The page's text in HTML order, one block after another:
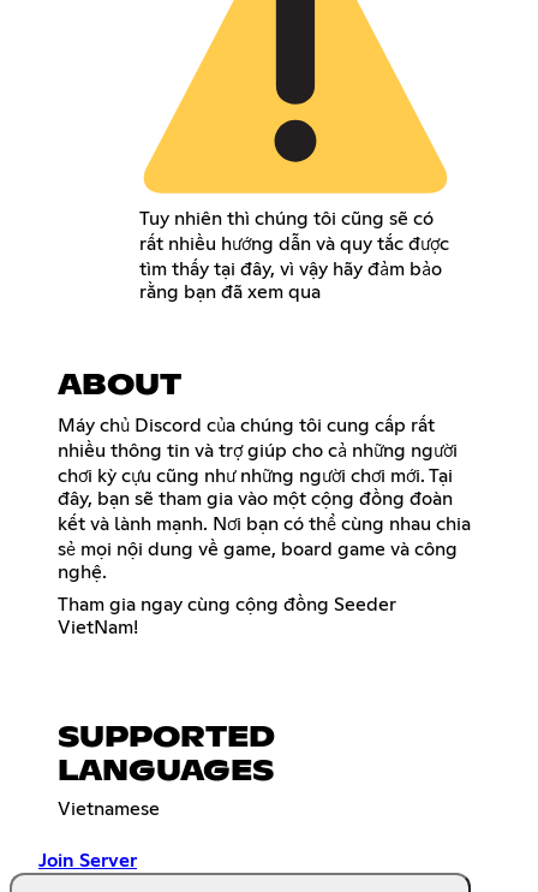
Tuy nhiên thì chúng tôi cũng sẽ có
rất nhiều hướng dẫn và quy tắc được
tìm thấy tại đây, vì vậy hãy đảm bảo
rằng bạn đã xem qua
ABOUT
Máy chủ Discord của chúng tôi cung cấp rất
nhiều thông tin và trợ giúp cho cả những người
chơi kỳ cựu cũng như những người chơi mới. Tại
đây, bạn sẽ tham gia vào một cộng đồng đoàn
kết và lành mạnh. Nơi bạn có thể cùng nhau chia
sẻ mọi nội dung về game, board game và công
nghệ.
Tham gia ngay cùng cộng đồng Seeder
VietNam!
SUPPORTED
LANGUAGES
Vietnamese
Join Server